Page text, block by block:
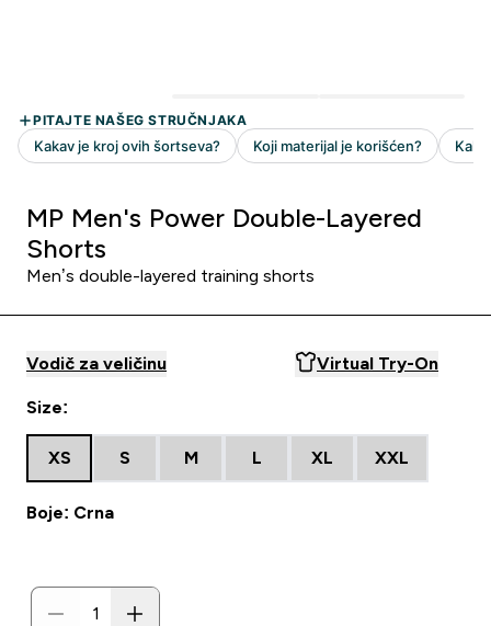
MP Men's Power Double-Layered
Shorts
Men’s double-layered training shorts
Vodič za veličinu Virtual Try-On
Size:
XS S M L XL XXL
Boje: Crna